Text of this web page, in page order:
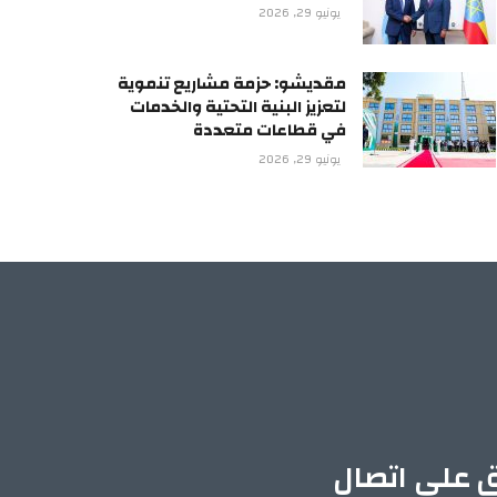
يونيو 29, 2026
مقديشو: حزمة مشاريع تنموية
لتعزيز البنية التحتية والخدمات
في قطاعات متعددة
يونيو 29, 2026
على اتصال